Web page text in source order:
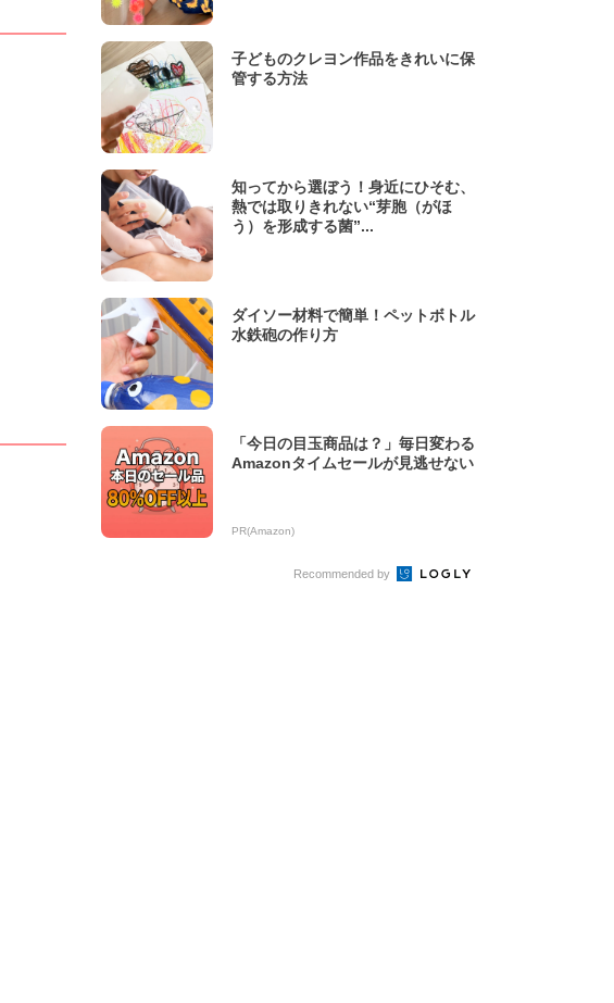
子どものクレヨン作品をきれいに保
管する方法
知ってから選ぼう！身近にひそむ、
熱では取りきれない“芽胞（がほ
う）を形成する菌”...
ダイソー材料で簡単！ペットボトル
水鉄砲の作り方
「今日の目玉商品は？」毎日変わる
Amazonタイムセールが見逃せない
PR(Amazon)
Recommended by